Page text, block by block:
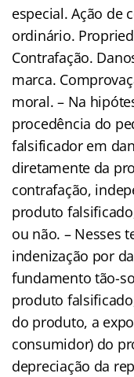
especial. Ação de
ordinário.
Contrafação.
marca.
moral. – Na
procedência do
falsificador em
diretamente da
contrafação,
produto
ou não. – Nesses
indenização por
fundamento tão-
produto
do produto, a
consumidor) do
depreciação da